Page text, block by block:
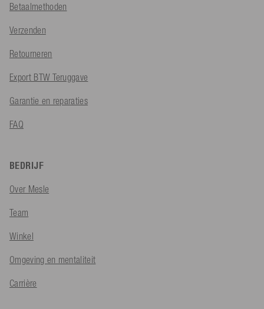
Betaalmethoden
Verzenden
Retourneren
Export BTW Teruggave
Garantie en reparaties
FAQ
BEDRIJF
Over Mesle
Team
Winkel
Omgeving en mentaliteit
Carrière